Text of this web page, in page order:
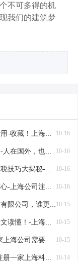
不可多得的机
我们的建筑梦
10-16
细资料、流程和费用
10-16
海注册一家电商公司
10-16
司需要的材料及流程
10-16
册需要哪些材料
10-15
记账报税需要多少费用？
10-15
注册有哪些流程？
10-15
司需要多少钱？
10-14
司需要多少费用？